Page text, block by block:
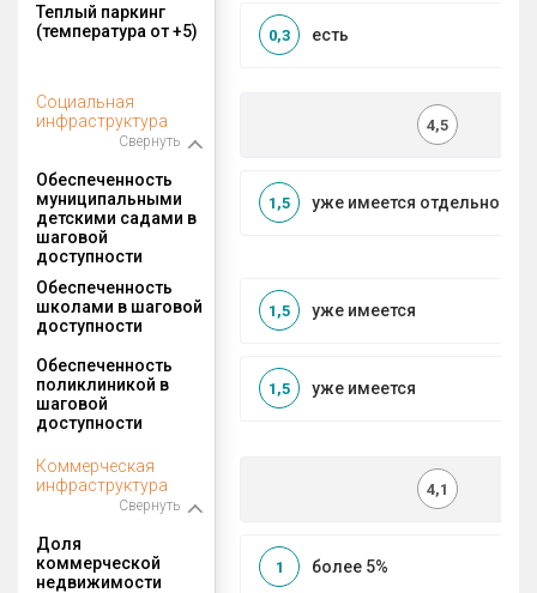
Теплый паркинг
(температура от +5)
есть
0,3
Социальная
инфраструктура
Свернуть
4,5
Обеспеченность
муниципальными
детскими садами в
шаговой
доступности
уже имеется
1,5
Обеспеченность
школами в шаговой
доступности
уже имеется
1,5
Обеспеченность
поликлиникой в
шаговой
доступности
уже имеется
1,5
Коммерческая
инфраструктура
Свернуть
4,1
Доля
коммерческой
недвижимости
более 5%
1